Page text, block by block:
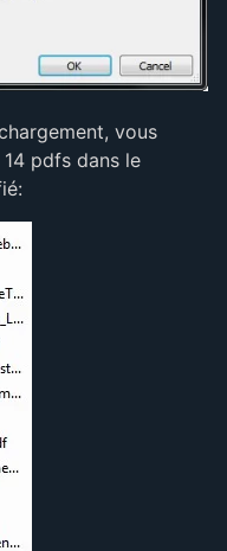
vous
pdfs dans le